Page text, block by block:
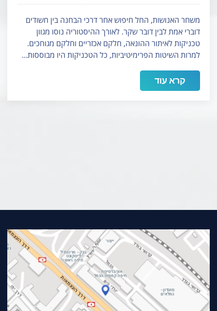
משחר האנושות, החל חיפוש אחר דרכי הבחנה בין חשודים
דוברי אמת לבין דובר שקר. לאורך ההיסטוריה נוסו מגוון
טכניקות לאיתור ההונאה, חלקם אכזריים וחלקם מגוחכים.
למרות השיטות הפרימיטיביות, כל הטכניקות היו מבוססות…
קרא עוד